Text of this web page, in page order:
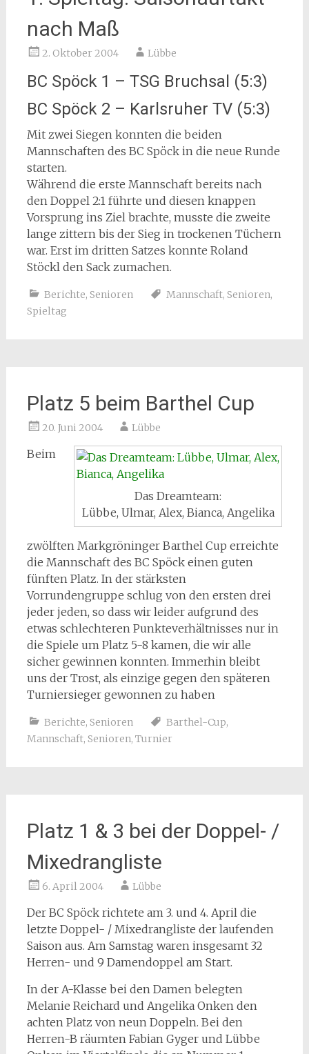
nach Maß
2. Oktober 2004 Lübbe
BC Spöck 1 – TSG Bruchsal (5:3)
BC Spöck 2 – Karlsruher TV (5:3)
Mit zwei Siegen konnten die beiden
Mannschaften des BC Spöck in die neue Runde
starten.
Während die erste Mannschaft bereits nach
den Doppel 2:1 führte und diesen knappen
Vorsprung ins Ziel brachte, musste die zweite
lange zittern bis der Sieg in trockenen Tüchern
war. Erst im dritten Satzes konnte Roland
Stöckl den Sack zumachen.
Berichte, Senioren Mannschaft, Senioren,
Spieltag
Platz 5 beim Barthel Cup
20. Juni 2004 Lübbe
Das Dreamteam:
Lübbe, Ulmar, Alex, Bianca, Angelika
Beim
zwölften Markgröninger Barthel Cup erreichte
die Mannschaft des BC Spöck einen guten
fünften Platz. In der stärksten
Vorrundengruppe schlug von den ersten drei
jeder jeden, so dass wir leider aufgrund des
etwas schlechteren Punkteverhältnisses nur in
die Spiele um Platz 5-8 kamen, die wir alle
sicher gewinnen konnten. Immerhin bleibt
uns der Trost, als einzige gegen den späteren
Turniersieger gewonnen zu haben
Berichte, Senioren Barthel-Cup,
Mannschaft, Senioren, Turnier
Platz 1 & 3 bei der Doppel- /
Mixedrangliste
6. April 2004 Lübbe
Der BC Spöck richtete am 3. und 4. April die
letzte Doppel- / Mixedrangliste der laufenden
Saison aus. Am Samstag waren insgesamt 32
Herren- und 9 Damendoppel am Start.
In der A-Klasse bei den Damen belegten
Melanie Reichard und Angelika Onken den
achten Platz von neun Doppeln. Bei den
Herren-B räumten Fabian Gyger und Lübbe